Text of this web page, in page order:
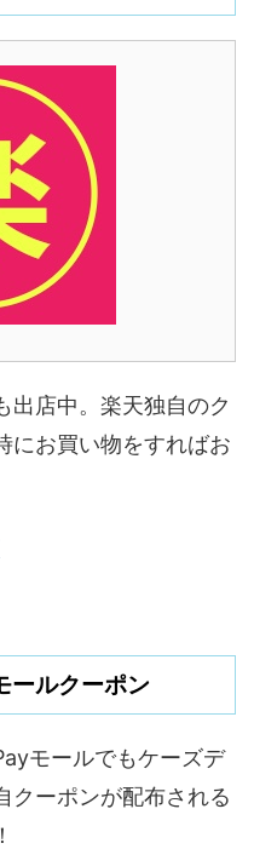
出店中。楽天独自のク
にお買い物をすればお
ルクーポン
モールでもケーズデ
クーポンが配布される